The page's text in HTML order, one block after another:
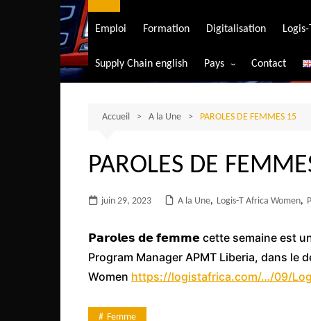
Transport aérien
Transport
Transport routier
Emploi Formation Digitalisation
Supply Chain english Pays
Algérie
Bénin
Bostwana
Cameroun
Centrafrique
Contact
Accueil A la Une PAROLES DE FEMMES 15
PAROLES DE
juin 29, 2023 A la Une, Logis-T Africa Women,
𝗣𝗮𝗿𝗼𝗹𝗲𝘀 𝗱𝗲 𝗳𝗲𝗺𝗺𝗲 cette semaine est un
Program Manager APMT Liberia, dans le
Women https://logistafrica.com/…/09/
Femme